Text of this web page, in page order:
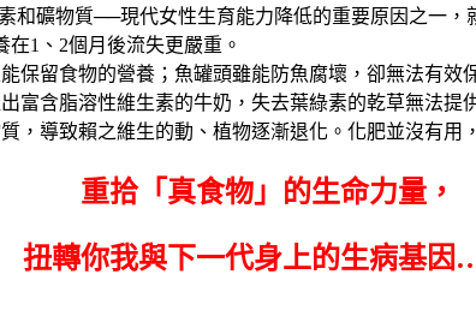
和礦物質──現代女性生育能力降低的重要原因之一，
1、2個月後流失更嚴重。
保留食物的營養；魚罐頭雖能防魚腐壞，卻無法有效
富含脂溶性維生素的牛奶，失去葉綠素的乾草無法提
，導致賴之維生的動、植物逐漸退化。化肥並沒有用
重拾「真食物」的生命力量，
扭轉你我與下一代身上的生病基